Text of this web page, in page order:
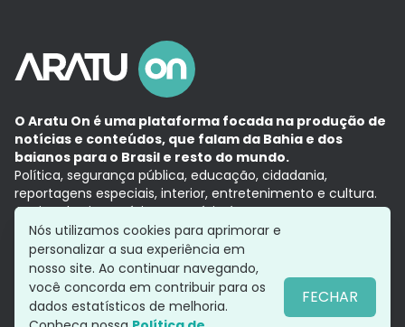
O Aratu On é uma plataforma focada na produção de
notícias e conteúdos, que falam da Bahia e dos
baianos para o Brasil e resto do mundo.
Política, segurança pública, educação, cidadania,
reportagens especiais, interior, entretenimento e cultura.
Aqui, tudo vira notícia e a notícia é no tempo presente,
com a credibilidade do Grupo Aratu.
Grupo Aratu
Política de privacidade
Siga-nos
Nós utilizamos cookies para aprimorar e
personalizar a sua experiência em
nosso site. Ao continuar navegando,
você concorda em contribuir para os
dados estatísticos de melhoria.
FECHAR